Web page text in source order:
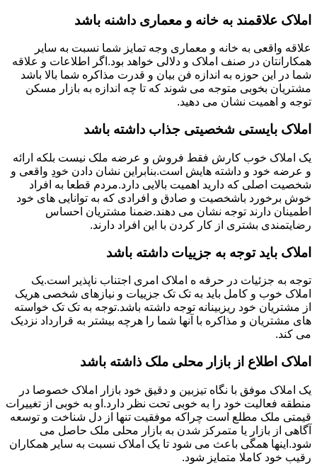
املاک علاقمند به خانه و معماری داشنه باشد
علاقه واقعی به خانه و معماری وجه تمایز شما نسبت به سایر
همکارانتان در صنف املاک و دلالی خواهد بود.اگر اطلاعات و علاقه
شما در این حوزه به اندازه فن بیان و قدرت مذاکره شما بالا باشد
مشتریان بخوبی متوجه می شوند که تا چه اندازه به بازار مسکن
توجه و اهمیت نشان می دهید.
املاک بایستی شخصیتی جذاب داشته باشد
یک املاک خوب کارش فقط فروش و عرضه ملک نیست بلکه ارائه
و عرضه خود و داشته هایش است.بنابراین نشان دادن خودِ واقعی و
شخصیت اصلی که دارید اهمیت بالایی دارد.مردم قطعا به افراد
خوش برخورد باشخصیت و صادق و افرادی که به توانایی های خود
اطمینان دارند توجه نشان می دهند.ضمنا مشتریان احساس
رضایتمندی بشتری از کار کردن با این افراد دارند.
املاک باید توجه به جزییات داشته باشد
توجه به جزئیات در حرفه ه املاک امری اجتناب ناپذیر است.یک
املاک خوب و کامل باید به تک تک جزییات و نیازهای شخصی هریک
از مشتریان خود ریزبینانه توجه داشته باشد.توجه به تک تک خواسته
های مشتریان و مذاکره با آنها شما را هرچه بیشتر به قرارداد نزدیک
می کند.
املاک اطلاع از بازار محلی ملک ذاشته باشد
یک املاک موفق با نگاه تیزبین و دقیق خود بازار املاک خصوصا در
منطقه فعالیت خود را به خوبی تحت نظر دارد.او به خوبی از تغییرات
قیمتی ملک مطلع است چراکه موفقیت تنها از دل شناخت و توسعه
آگاهی از بازار یا متمرکز شدن به بازار محلی ملک حاصل می
شود.اینها همگی باعث می شود تا یک املاک نسبت به سایر همکاران
رقیب خود کاملا متمایز شود.